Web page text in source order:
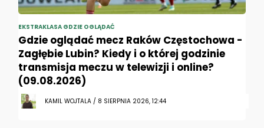
EKSTRAKLASA GDZIE OGLĄDAĆ
Gdzie oglądać mecz Raków Częstochowa -
Zagłębie Lubin? Kiedy i o której godzinie
transmisja meczu w telewizji i online?
(09.08.2026)
KAMIL WOJTALA / 8 SIERPNIA 2026, 12:44